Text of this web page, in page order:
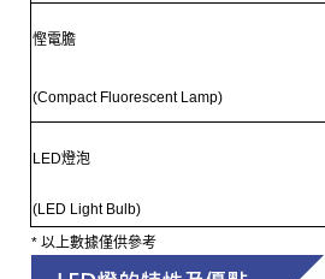
慳電膽
(Compact Fluorescent Lamp)
LED燈泡
(LED Light Bulb)
* 以上數據僅供參考